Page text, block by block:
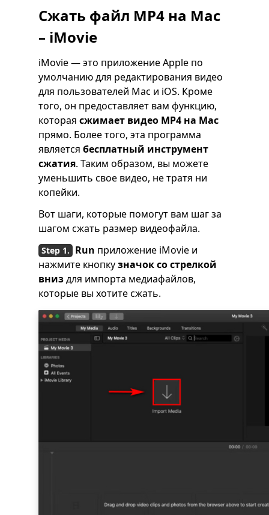
Сжать файл MP4 на Mac
– iMovie
iMovie — это приложение Apple по
умолчанию для редактирования видео
для пользователей Mac и iOS. Кроме
того, он предоставляет вам функцию,
которая сжимает видео MP4 на Mac
прямо. Более того, эта программа
является бесплатный инструмент
сжатия. Таким образом, вы можете
уменьшить свое видео, не тратя ни
копейки.
Вот шаги, которые помогут вам шаг за
шагом сжать размер видеофайла.
Run приложение iMovie и
нажмите кнопкузначок со стрелкой
вниздля импорта медиафайлов,
которые вы хотите сжать.